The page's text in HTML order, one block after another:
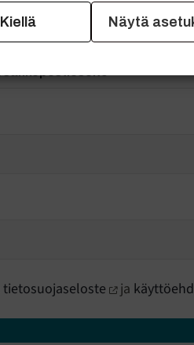
Kiellä Näytä
tietosuojaseloste ja